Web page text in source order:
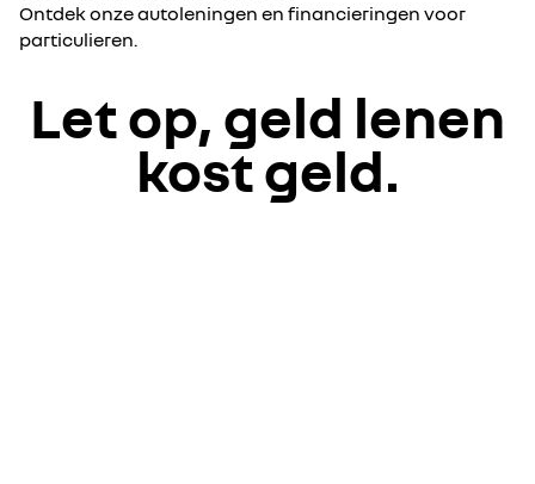
Ontdek onze autoleningen en financieringen voor
particulieren.
Let op, geld lenen
kost geld.